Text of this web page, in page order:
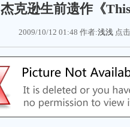
杰克逊生前遗作《
2009/10/12 01:48 作者:浅浅 点